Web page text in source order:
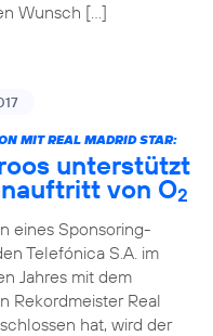
Wunsch […]
MIT REAL MADRID STAR:
unterstützt
von O2
eines Sponsoring-
Telefónica S.A. im
Jahres mit dem
Rekordmeister Real
hat, wird der